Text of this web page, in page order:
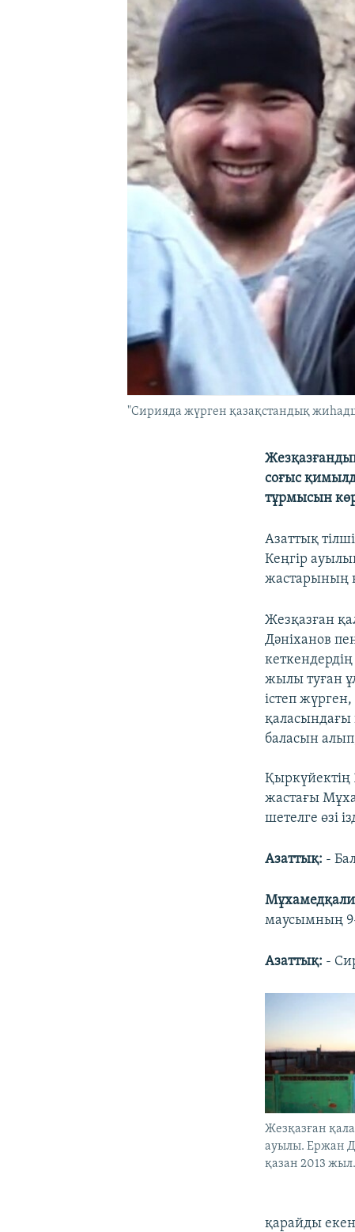
"Сирияда жүрген қазақстандық
соғыс
тұрмысын
Азаттық
Кеңгір
жастарының
Жезқазған
Дәніханов
жылы туған
істеп
қаласындағы
баласын
Қыркүйектің
жастағы
шетелге өзі
Азаттық: -
Мұхамедқали
маусымның
Азаттық: -
Жезқазған
ауылы. Ержан
қазан 2013 жыл.
қарайды